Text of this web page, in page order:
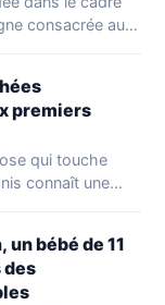
consacrée aux
premiers
qui touche
connaît une
bébé de 11
des